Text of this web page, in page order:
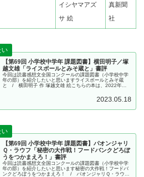
イシヤマアズ
サ 絵
真新聞
社
【第69回 小学校中学年 課題図書】横田明子／塚
越文雄「ライスボールとみそ蔵と」書評
今回は読書感想文全国コンクールの課題図書（小学校中学
年の部）を紹介したいと思いますライスボールとみそ蔵
と / 横田明子 作 塚越文雄 絵こちらの本は、2022年に
2023.05.18
【第69回 小学校中学年 課題図書】パオンジャリ
Ｑ・ラウフ「秘密の大作戦！フードバンクどろぼ
うをつかまえろ！」書評
今回は読書感想文全国コンクールの課題図書（小学校中学
年の部）を紹介したいと思います秘密の大作戦！フードバ
ンクどろぼうをつかまえろ！ / パオンジャリＱ・ラウフ